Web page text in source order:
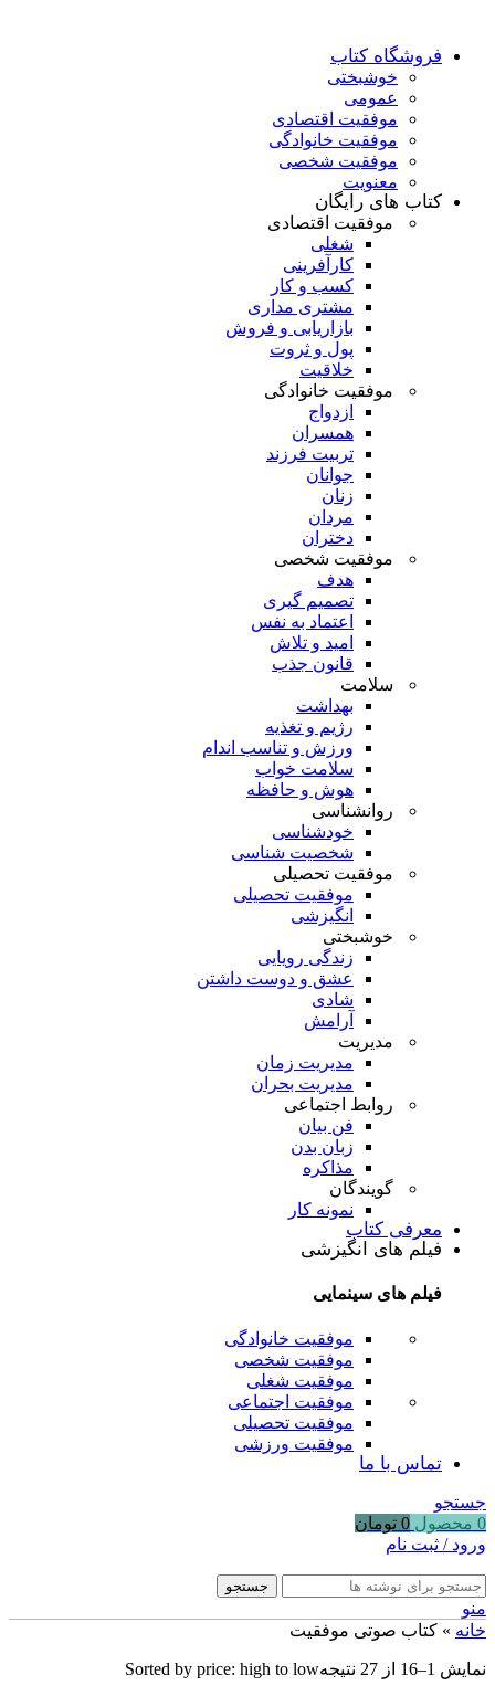
فروشگاه کتاب
خوشبختی
عمومی
موفقیت اقتصادی
موفقیت خانوادگی
موفقیت شخصی
معنویت
کتاب های رایگان
موفقیت اقتصادی
شغلی
کارآفرینی
کسب و کار
مشتری مداری
بازاریابی و فروش
پول و ثروت
خلاقیت
موفقیت خانوادگی
ازدواج
همسران
تربیت فرزند
جوانان
زنان
مردان
دختران
موفقیت شخصی
هدف
تصمیم گیری
اعتماد به نفس
امید و تلاش
قانون جذب
سلامت
بهداشت
رژیم و تغذیه
ورزش و تناسب اندام
سلامت خواب
هوش و حافظه
روانشناسی
خودشناسی
شخصیت شناسی
موفقیت تحصیلی
موفقیت تحصیلی
انگیزشی
خوشبختی
زندگی رویایی
عشق و دوست داشتن
شادی
آرامش
مدیریت
مدیریت زمان
مدیریت بحران
روابط اجتماعی
فن بیان
زبان بدن
مذاکره
گویندگان
نمونه کار
معرفی کتاب
فیلم های انگیزشی
فیلم های سینمایی
موفقیت خانوادگی
موفقیت شخصی
موفقیت شغلی
موفقیت اجتماعی
موفقیت تحصیلی
موفقیت ورزشی
تماس با ما
جستجو
0 محصول 0 تومان
ورود / ثبت نام
جستجو
منو
خانه » کتاب صوتی موفقیت
نمایش 1–16 از 27 نتیجه Sorted by price: high to low